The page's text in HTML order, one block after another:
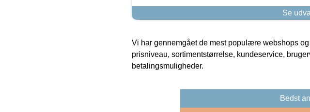
Se
Vi har gennemgået de mest populære webshops
prisniveau, sortimentstørrelse, kundeservice,
betalingsmuligheder.
Bedst